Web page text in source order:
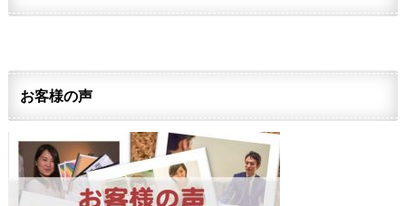
お客様の声